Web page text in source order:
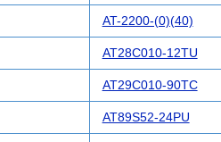
AT-2200-(0)(40)
AT28C010-12TU
AT29C010-90TC
AT89S52-24PU